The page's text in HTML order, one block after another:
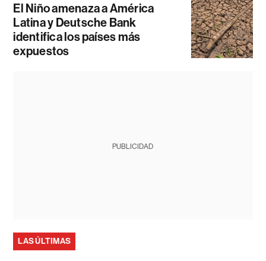
El Niño amenaza a América
Latina y Deutsche Bank
identifica los países más
expuestos
PUBLICIDAD
LAS ÚLTIMAS